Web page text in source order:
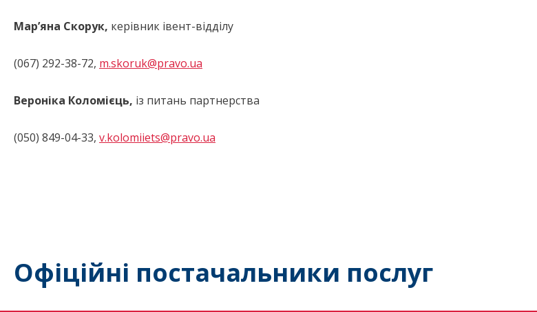
Мар’яна Скорук, керівник івент-відділу
(067) 292-38-72, m.skoruk@pravo.ua
Вероніка Коломієць, із питань партнерства
(050) 849-04-33, v.kolomiiets@pravo.ua
Офіційні постачальники послуг